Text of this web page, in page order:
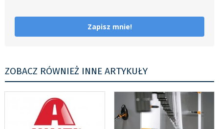
Zapisz mnie!
ZOBACZ RÓWNIEŻ INNE ARTYKUŁY